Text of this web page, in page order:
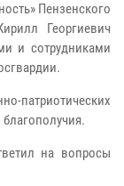
Пензенского
Георгиевич
и сотрудниками
патриотических
на вопросы